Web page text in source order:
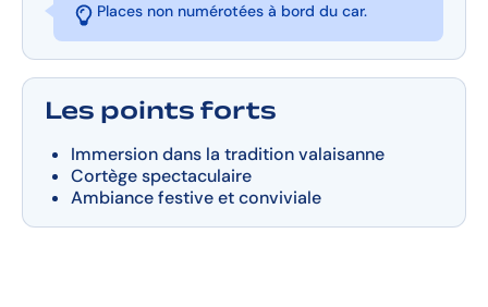
Places non numérotées à bord du car.
Les points forts
Immersion dans la tradition valaisanne
Cortège spectaculaire
Ambiance festive et conviviale